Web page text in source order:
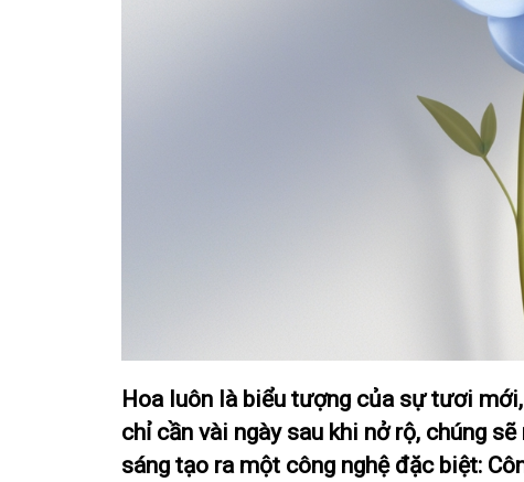
Hoa luôn là biểu tượng của sự tươi
chỉ cần vài ngày sau khi nở rộ, chúng
sáng tạo ra một công nghệ đặc biệt: